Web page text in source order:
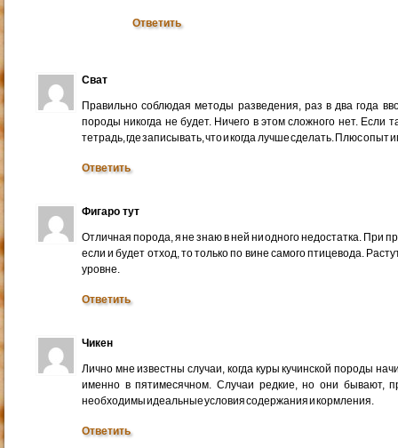
Ответить
Сват
Правильно соблюдая методы разведения, раз в два года
породы никогда не будет. Ничего в этом сложного нет. Если
тетрадь, где записывать, что и когда лучше сделать. Плюс опыт
Ответить
Фигаро тут
Отличная порода, я не знаю в ней ни одного недостатка. При
если и будет отход, то только по вине самого птицевода.
уровне.
Ответить
Чикен
Лично мне известны случаи, когда куры кучинской породы
именно в пятимесячном. Случаи редкие, но они бывают,
необходимы идеальные условия содержания и кормления.
Ответить